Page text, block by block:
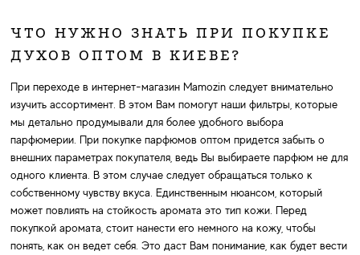
ЧТО НУЖНО ЗНАТЬ ПРИ ПОКУПКЕ
ДУХОВ ОПТОМ В КИЕВЕ?
При переходе в интернет-магазин Mamozin следует внимательно
изучить ассортимент. В этом Вам помогут наши фильтры, которые
мы детально продумывали для более удобного выбора
парфюмерии. При покупке парфюмов оптом придется забыть о
внешних параметрах покупателя, ведь Вы выбираете парфюм не для
одного клиента. В этом случае следует обращаться только к
собственному чувству вкуса. Единственным нюансом, который
может повлиять на стойкость аромата это тип кожи. Перед
покупкой аромата, стоит нанести его немного на кожу, чтобы
понять, как он ведет себя. Это даст Вам понимание, как будет вести